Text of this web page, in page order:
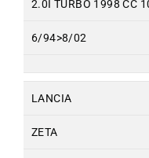
2.0I TURBO 1998 CC
6/94>8/02
LANCIA
ZETA